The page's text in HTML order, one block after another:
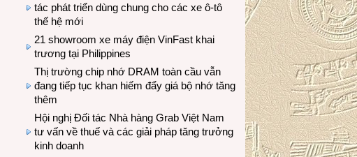
tác phát triển dùng chung cho các xe ô-tô
thế hệ mới
21 showroom xe máy điện VinFast khai
trương tại Philippines
Thị trường chip nhớ DRAM toàn cầu vẫn
đang tiếp tục khan hiếm đẩy giá bộ nhớ tăng
thêm
Hội nghị Đối tác Nhà hàng Grab Việt Nam
tư vấn về thuế và các giải pháp tăng trưởng
kinh doanh